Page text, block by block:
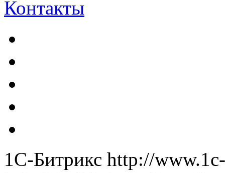
Контакты
1С-Битрикс http://